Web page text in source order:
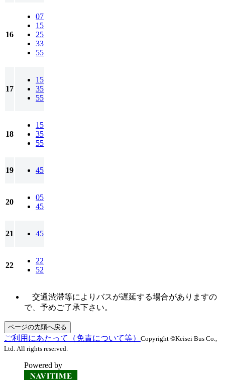
16
07
15
25
33
55
17
15
35
55
18
15
35
55
19 45
20
05
45
21 45
22
22
52
交通渋滞等によりバスが遅延する場合がありますの
で、予めご了承下さい。
ページの先頭へ戻る
ご利用にあたって（免責について等） Copyright ©Keisei Bus Co.,
Ltd. All rights reserved.
Powered by